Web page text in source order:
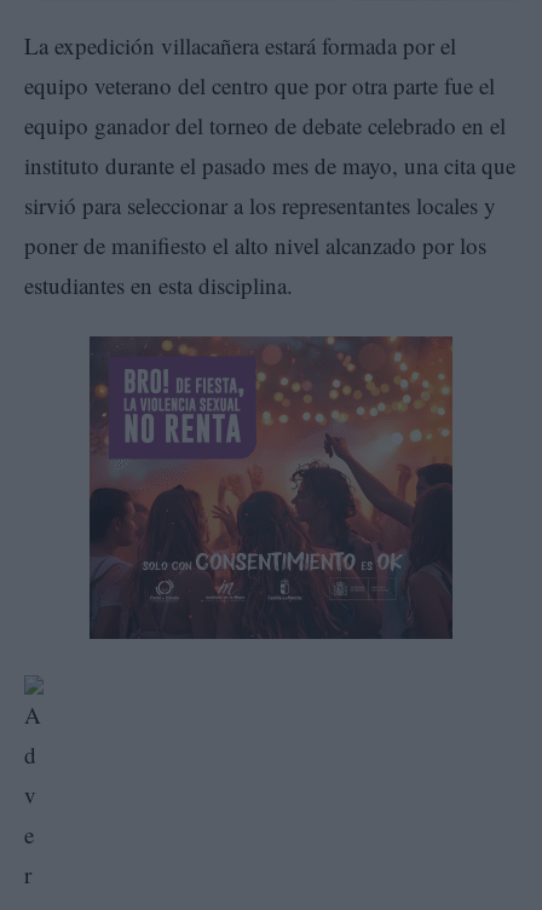
La expedición villacañera estará formada por el
equipo veterano del centro que por otra parte fue el
equipo ganador del torneo de debate celebrado en el
instituto durante el pasado mes de mayo, una cita que
sirvió para seleccionar a los representantes locales y
poner de manifiesto el alto nivel alcanzado por los
estudiantes en esta disciplina.